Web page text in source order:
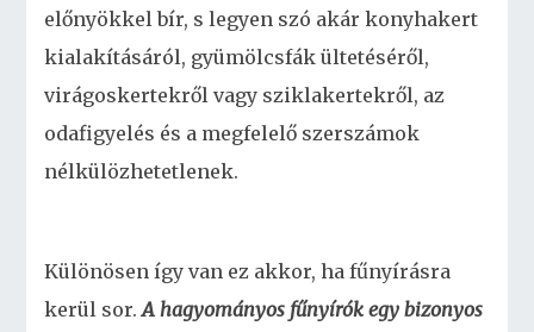
előnyökkel bír, s legyen szó akár konyhakert
kialakításáról, gyümölcsfák ültetéséről,
virágoskertekről vagy sziklakertekről, az
odafigyelés és a megfelelő szerszámok
nélkülözhetetlenek.
Különösen így van ez akkor, ha fűnyírásra
kerül sor.A hagyományos fűnyírók egy bizonyos